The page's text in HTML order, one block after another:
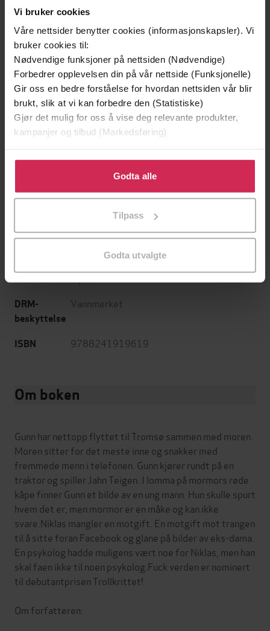
Vi bruker cookies
Våre nettsider benytter cookies (informasjonskapsler). Vi
bruker cookies til:
Nødvendige funksjoner på nettsiden (Nødvendige)
Forbedrer opplevelsen din på vår nettside (Funksjonelle)
Gir oss en bedre forståelse for hvordan nettsiden vår blir
brukt, slik at vi kan forbedre den (Statistiske)
Gjør det mulig for oss å vise deg relevante produkter,
kampanjer og tilbud (Markedsføring)
Klikk på «Godta alle» for å gi oss ditt samtykke til å
bruke cookies for alle disse formålene. Du kan også
tilpasse ditt samtykke til spesifikke formål ved å klikke
Godta alle
Tilpass
Godta utvalgte
Forfattere Monika Steinholm (forfatter),Anne Bolette
Stang Eng
Forlag Vigmostad Bjørke
Utgitt 24.12.2018
Lengde 5:29
vennskap,Ungdomsbøker
mp3
DRM-
beskyttelse
Vannmerket
ISBN 9788241919619
Om boken
Gunn har nettopp flyttet til Tromsø sammen med moren.
Moren sitter for det meste inne og snakker med
fremmede menn i telefonen. Gunn kjører rundt på en
traktor og spiller Jahn Teigen. I lomma på mormors røde
kåpe finner Gunn et bilde av en ung mann. Hun skulle spurt
hvem det er, men mormor er en måke og kan ikke
svare.Niklas mangler en motgift. En motgift mot trangen
til å sitte foran Facebook og glane på bilder av eks-dama.
En psykolog hadde muligens vært noe for Niklas, men han
skal faen ikke til noen psykolog.Fuck verden er nominert
til debutantprisen Trollkrittet!
Om forfatteren: